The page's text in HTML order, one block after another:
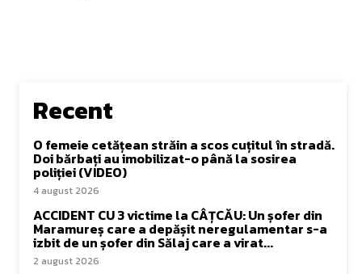
Recent
O femeie cetățean străin a scos cuțitul în stradă.
Doi bărbați au imobilizat-o până la sosirea
poliției (VIDEO)
4 august 2026
ACCIDENT CU 3 victime la CÂȚCĂU: Un șofer din
Maramureș care a depășit neregulamentar s-a
izbit de un șofer din Sălaj care a virat...
2 august 2026